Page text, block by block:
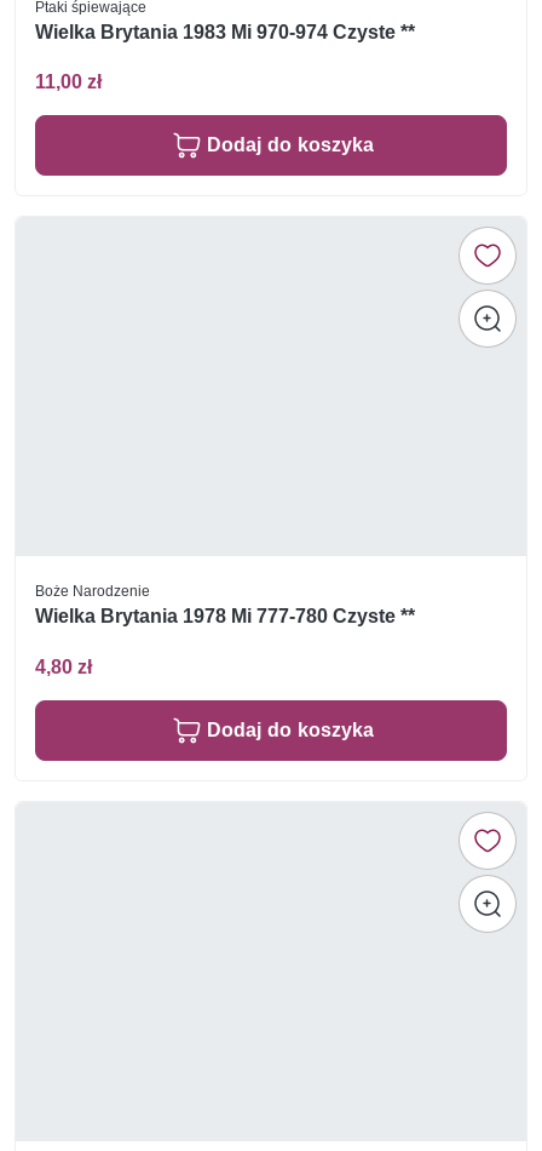
Ptaki śpiewające
Wielka Brytania 1983 Mi 970-974 Czyste **
11,00 zł
Dodaj do koszyka
Boże Narodzenie
Wielka Brytania 1978 Mi 777-780 Czyste **
4,80 zł
Dodaj do koszyka